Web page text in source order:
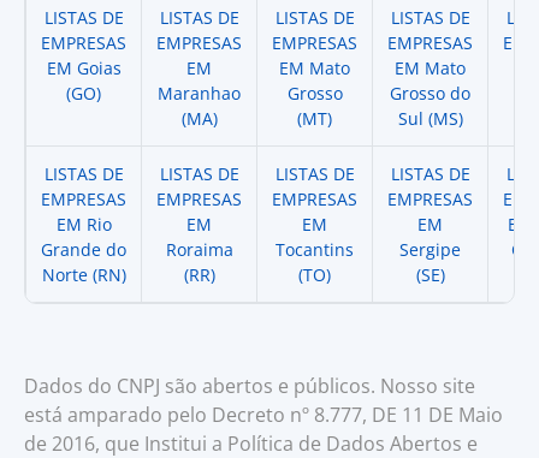
LISTAS DE
EMPRESAS
EM Goias
(GO)
LISTAS DE
EMPRESAS
EM
Maranhao
(MA)
LISTAS DE
EMPRESAS
EM Mato
Grosso
(MT)
LISTAS DE
EMPRESAS
EM Mato
Grosso do
Sul (MS)
LISTAS DE
EMPRESAS
EM Rio
Grande do
Norte (RN)
LISTAS DE
EMPRESAS
EM
Roraima
(RR)
LISTAS DE
EMPRESAS
EM
Tocantins
(TO)
LISTAS DE
EMPRESAS
EM
Sergipe
(SE)
EM
Dados do CNPJ são abertos e públicos. Nosso site
está amparado pelo Decreto nº 8.777, DE 11 DE Maio
de 2016, que Institui a Política de Dados Abertos e